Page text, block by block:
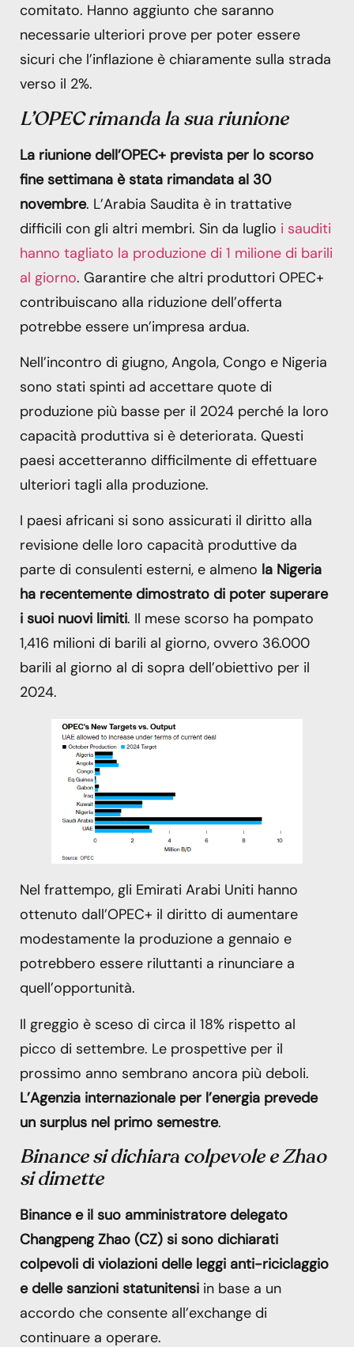
comitato. Hanno aggiunto che saranno
necessarie ulteriori prove per poter essere
sicuri che l’inflazione è chiaramente sulla strada
verso il 2%.
L’OPEC rimanda la sua riunione
La riunione dell’OPEC+ prevista per lo scorso
fine settimana è stata rimandata al 30
novembre. L’Arabia Saudita è in trattative
difficili con gli altri membri. Sin da luglio i sauditi
hanno tagliato la produzione di 1 milione di barili
al giorno. Garantire che altri produttori OPEC+
contribuiscano alla riduzione dell’offerta
potrebbe essere un’impresa ardua.
Nell’incontro di giugno, Angola, Congo e Nigeria
sono stati spinti ad accettare quote di
produzione più basse per il 2024 perché la loro
capacità produttiva si è deteriorata. Questi
paesi accetteranno difficilmente di effettuare
ulteriori tagli alla produzione.
I paesi africani si sono assicurati il ​​diritto alla
revisione delle loro capacità produttive da
parte di consulenti esterni, e almeno la Nigeria
ha recentemente dimostrato di poter superare
i suoi nuovi limiti. Il mese scorso ha pompato
1,416 milioni di barili al giorno, ovvero 36.000
barili al giorno al di sopra dell’obiettivo per il
2024.
Nel frattempo, gli Emirati Arabi Uniti hanno
ottenuto dall’OPEC+ il diritto di aumentare
modestamente la produzione a gennaio e
potrebbero essere riluttanti a rinunciare a
quell’opportunità.
Il greggio è sceso di circa il 18% rispetto al
picco di settembre. Le prospettive per il
prossimo anno sembrano ancora più deboli.
L’Agenzia internazionale per l’energia prevede
un surplus nel primo semestre.
Binance si dichiara colpevole e Zhao
si dimette
Binance e il suo amministratore delegato
Changpeng Zhao (CZ) si sono dichiarati
colpevoli di violazioni delle leggi anti-riciclaggio
e delle sanzioni statunitensi in base a un
accordo che consente all’exchange di
continuare a operare.